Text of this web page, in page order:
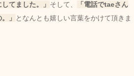
てました。」 そして、
「電話でtaeさん
」 となんとも嬉しい言葉をかけて頂きま